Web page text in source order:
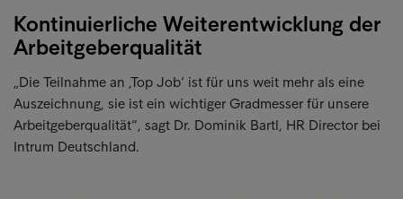
Kontinuierliche Weiterentwicklung der
Arbeitgeberqualität
„Die Teilnahme an ‚Top Job‘ ist für uns weit mehr als eine
Auszeichnung, sie ist ein wichtiger Gradmesser für unsere
Arbeitgeberqualität“, sagt Dr. Dominik Bartl, HR Director bei
Intrum Deutschland.